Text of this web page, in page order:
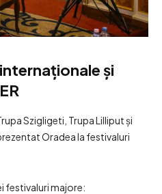
și
Szigligeti, Trupa Lilliput și
Oradea la festivaluri
festivaluri majore: